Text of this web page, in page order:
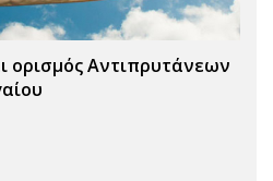
ορισμός Αντιπρυτάνεων